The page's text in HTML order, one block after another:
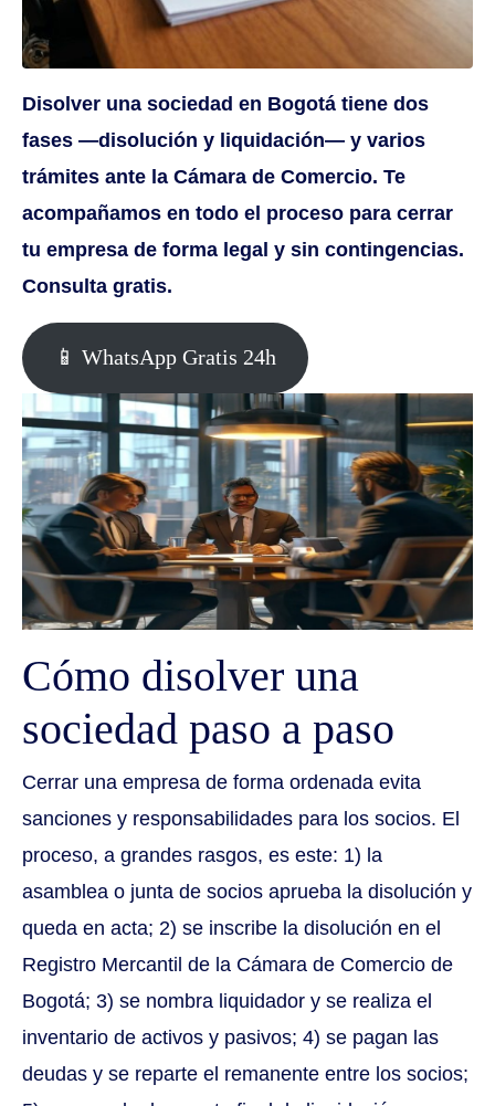
Disolver una sociedad en Bogotá tiene dos
fases —disolución y liquidación— y varios
trámites ante la Cámara de Comercio. Te
acompañamos en todo el proceso para cerrar
tu empresa de forma legal y sin contingencias.
Consulta gratis.
📱 WhatsApp Gratis 24h
Cómo disolver una
sociedad paso a paso
Cerrar una empresa de forma ordenada evita
sanciones y responsabilidades para los socios. El
proceso, a grandes rasgos, es este: 1) la
asamblea o junta de socios aprueba la disolución y
queda en acta; 2) se inscribe la disolución en el
Registro Mercantil de la Cámara de Comercio de
Bogotá; 3) se nombra liquidador y se realiza el
inventario de activos y pasivos; 4) se pagan las
deudas y se reparte el remanente entre los socios;